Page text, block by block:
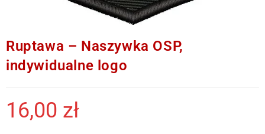
Ruptawa – Naszywka OSP,
indywidualne logo
16,00 zł